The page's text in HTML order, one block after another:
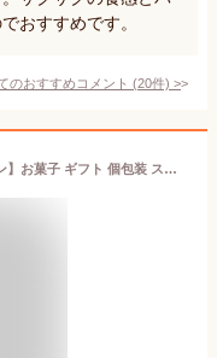
おすすめです。
のおすすめコメント (20件) >
母の日 お菓子【メープルバームクーヘン】お菓子 ギフト 個包装 スイーツ バウムクーヘン プレゼント 焼き菓子 洋菓子 内祝い お祝い 出産祝い 結婚内祝い お礼 可愛い おしゃれ 職場 退職 菓子折り ご挨拶 東京 お土産 手土産 人気 おすすめ おかし ザ・メープルマニア